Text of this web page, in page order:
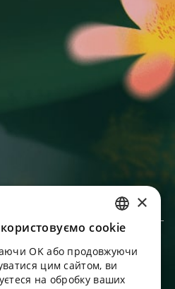
RUSSIAN
ENGLISH
UKRAINIAN
×
cookie
OK або продовжуючи
цим сайтом, ви
на обробку ваших